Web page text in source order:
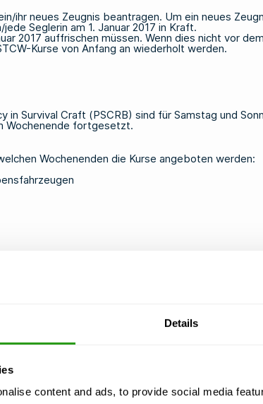
Details
content and ads, to provide social media
ihr neues Zeugnis beantragen. Um ein neues
Seglerin am 1. Januar 2017 in Kraft.
2017 auffrischen müssen. Wenn dies nicht vor
Kurse von Anfang an wiederholt werden.
in Survival Craft (PSCRB) sind für Samstag und
Wochenende fortgesetzt.
Wochenenden die Kurse angeboten werden:
anmelden möchten, können Sie dies über unser
Fragen zu unseren Bestellkursen? Dann